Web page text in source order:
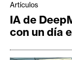
Artículos
IA de
con un día